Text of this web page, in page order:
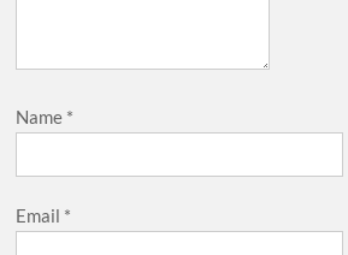
Name *
Email *